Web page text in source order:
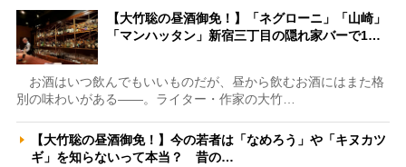
【大竹聡の昼酒御免！】「ネグローニ」「山崎」
「マンハッタン」新宿三丁目の隠れ家バーで1…
お酒はいつ飲んでもいいものだが、昼から飲むお酒にはまた格
別の味わいがある――。ライター・作家の大竹…
【大竹聡の昼酒御免！】今の若者は「なめろう」や「キヌカツ
ギ」を知らないって本当？ 昔の…